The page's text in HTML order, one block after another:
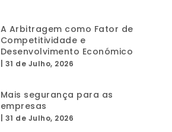
A Arbitragem como Fator de
Competitividade e
Desenvolvimento Económico
31 de Julho, 2026
Mais segurança para as
empresas
31 de Julho, 2026